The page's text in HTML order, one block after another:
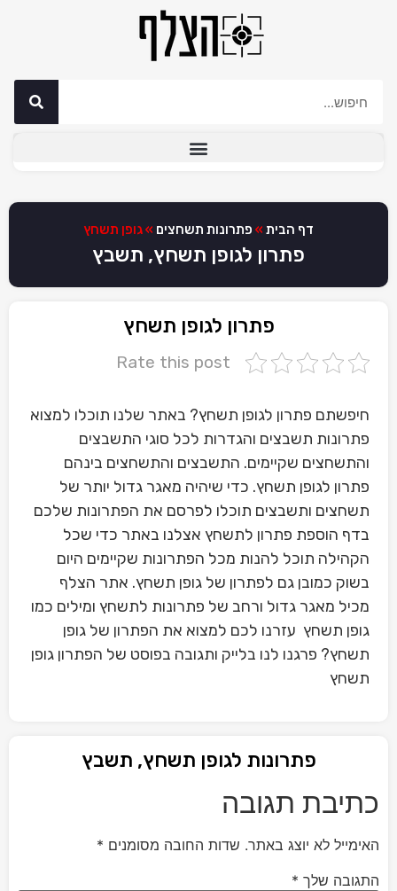
דף הבית » פתרונות תשחצים »גופן תשחץ
פתרון לגופן תשחץ, תשבץ
פתרון לגופן תשחץ
Rate this post
חיפשתם פתרון לגופן תשחץ? באתר שלנו תוכלו למצוא
פתרונות תשבצים והגדרות לכל סוגי התשבצים
והתשחצים שקיימים. התשבצים והתשחצים בינהם
פתרון לגופן תשחץ. כדי שיהיה מאגר גדול יותר של
תשחצים ותשבצים תוכלו לפרסם את הפתרונות שלכם
בדף הוספת פתרון לתשחץ אצלנו באתר כדי שכל
הקהילה תוכל להנות מכל הפתרונות שקיימים היום
בשוק כמובן גם לפתרון של גופן תשחץ. אתר הצלף
מכיל מאגר גדול ורחב של פתרונות לתשחץ ומילים כמו
גופן תשחץ עזרנו לכם למצוא את הפתרון של גופן
תשחץ? פרגנו לנו בלייק ותגובה בפוסט של הפתרון גופן
תשחץ
פתרונות לגופן תשחץ, תשבץ
כתיבת תגובה
האימייל לא יוצג באתר. שדות החובה מסומנים *
התגובה שלך *